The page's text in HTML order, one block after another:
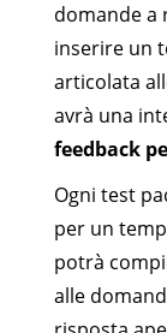
domande a
inserire un
articolata
avrà una
feedback
Ogni test
per un
potrà
alle